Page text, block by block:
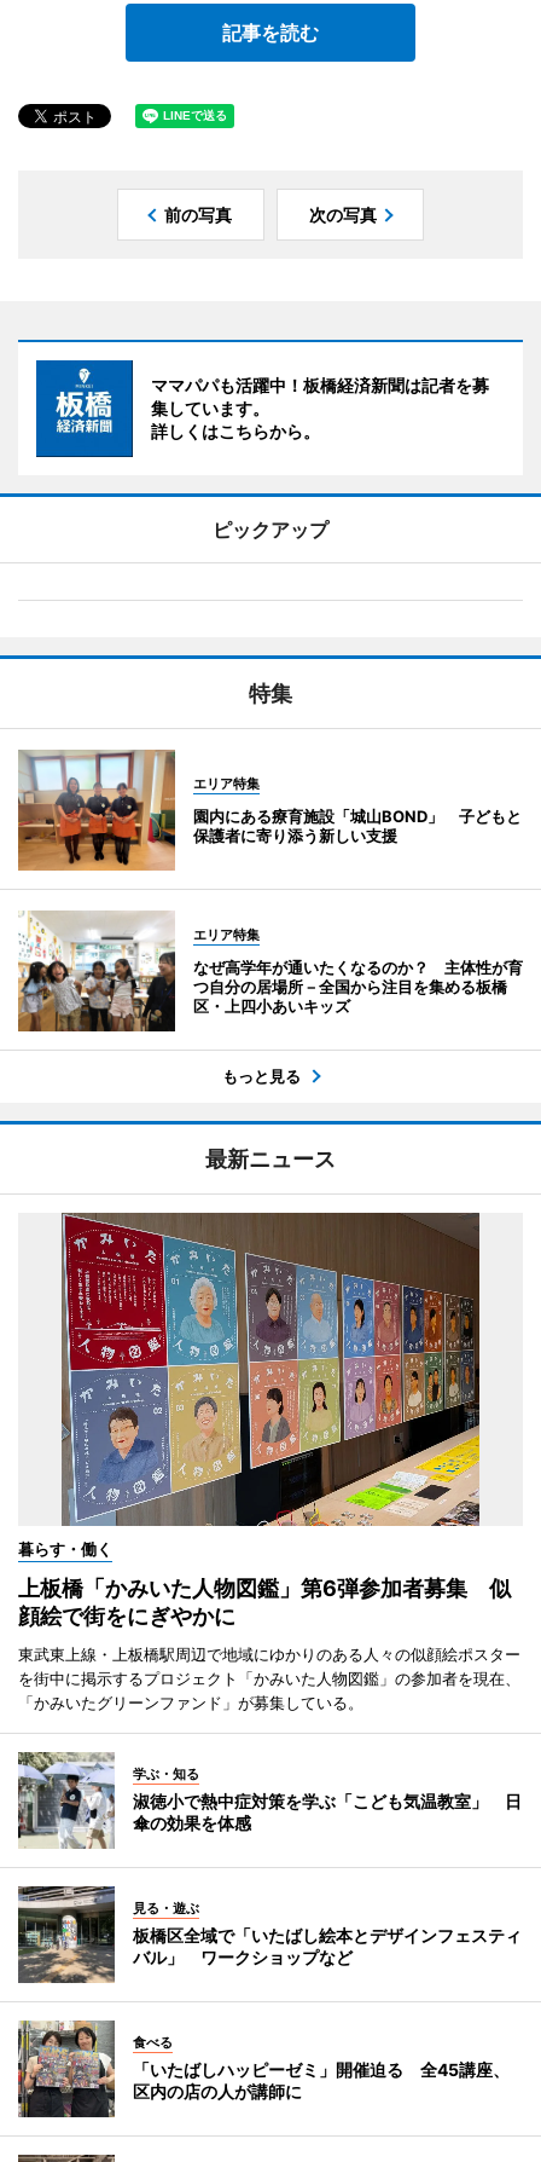
記事を読む
前の写真 次の写真
ママパパも活躍中！板橋経済新聞は記者を募
集しています。
詳しくはこちらから。
ピックアップ
特集
エリア特集
園内にある療育施設「城山BOND」 子どもと
保護者に寄り添う新しい支援
エリア特集
なぜ高学年が通いたくなるのか？ 主体性が育
つ自分の居場所－全国から注目を集める板橋
区・上四小あいキッズ
もっと見る
最新ニュース
暮らす・働く
上板橋「かみいた人物図鑑」第6弾参加者募集 似
顔絵で街をにぎやかに
東武東上線・上板橋駅周辺で地域にゆかりのある人々の似顔絵ポスター
を街中に掲示するプロジェクト「かみいた人物図鑑」の参加者を現在、
「かみいたグリーンファンド」が募集している。
学ぶ・知る
淑徳小で熱中症対策を学ぶ「こども気温教室」 日
傘の効果を体感
見る・遊ぶ
板橋区全域で「いたばし絵本とデザインフェスティ
バル」 ワークショップなど
食べる
「いたばしハッピーゼミ」開催迫る 全45講座、
区内の店の人が講師に